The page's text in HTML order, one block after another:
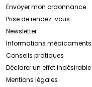
Envoyer mon ordonnance
Prise de rendez-vous
Newsletter
Informations médicaments
Conseils pratiques
Déclarer un effet indésirable
Mentions légales